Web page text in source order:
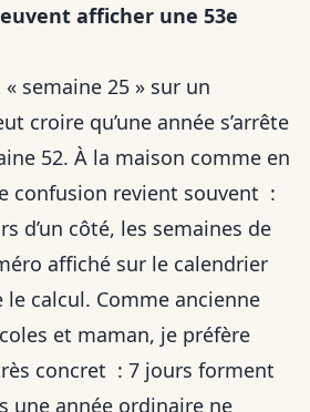
afficher une 53e
semaine 25 » sur un
croire qu’une année s’arrête
52. À la maison comme en
confusion revient souvent :
d’un côté, les semaines de
affiché sur le calendrier
calcul. Comme ancienne
et maman, je préfère
concret : 7 jours forment
une année ordinaire ne